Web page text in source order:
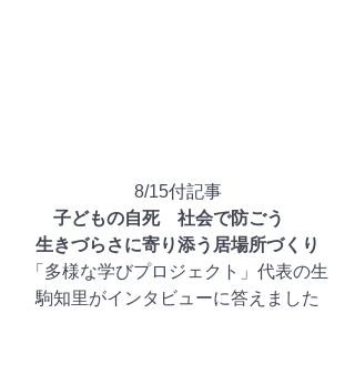
8/15付記事
子どもの自死　社会で防ごう
生きづらさに寄り添う居場所づくり
「多様な学びプロジェクト」代表の生
駒知里がインタビューに答えました